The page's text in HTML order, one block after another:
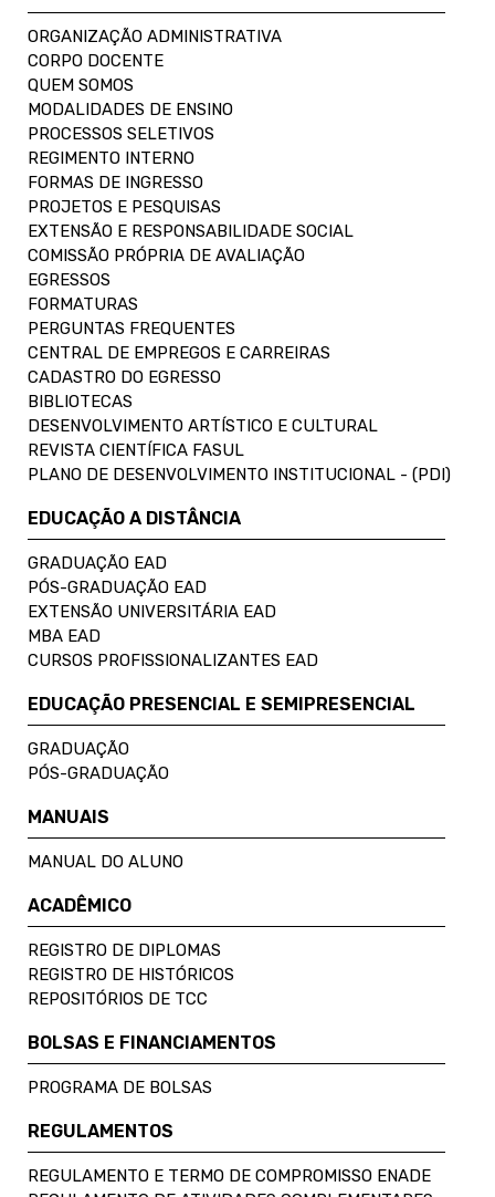
ORGANIZAÇÃO ADMINISTRATIVA
CORPO DOCENTE
QUEM SOMOS
MODALIDADES DE ENSINO
PROCESSOS SELETIVOS
REGIMENTO INTERNO
FORMAS DE INGRESSO
PROJETOS E PESQUISAS
EXTENSÃO E RESPONSABILIDADE SOCIAL
COMISSÃO PRÓPRIA DE AVALIAÇÃO
EGRESSOS
FORMATURAS
PERGUNTAS FREQUENTES
CENTRAL DE EMPREGOS E CARREIRAS
CADASTRO DO EGRESSO
BIBLIOTECAS
DESENVOLVIMENTO ARTÍSTICO E CULTURAL
REVISTA CIENTÍFICA FASUL
PLANO DE DESENVOLVIMENTO INSTITUCIONAL - (PDI)
EDUCAÇÃO A DISTÂNCIA
GRADUAÇÃO EAD
PÓS-GRADUAÇÃO EAD
EXTENSÃO UNIVERSITÁRIA EAD
MBA EAD
CURSOS PROFISSIONALIZANTES EAD
EDUCAÇÃO PRESENCIAL E SEMIPRESENCIAL
GRADUAÇÃO
PÓS-GRADUAÇÃO
MANUAIS
MANUAL DO ALUNO
ACADÊMICO
REGISTRO DE DIPLOMAS
REGISTRO DE HISTÓRICOS
REPOSITÓRIOS DE TCC
BOLSAS E FINANCIAMENTOS
PROGRAMA DE BOLSAS
REGULAMENTOS
REGULAMENTO E TERMO DE COMPROMISSO ENADE